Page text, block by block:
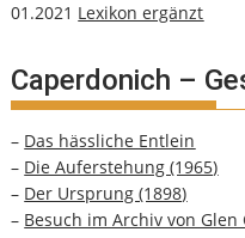
01.2021 Lexikon ergänzt
Caperdonich –
– Das hässliche Entlein
– Die Auferstehung (1965)
– Der Ursprung (1898)
– Besuch im Archiv von Glen